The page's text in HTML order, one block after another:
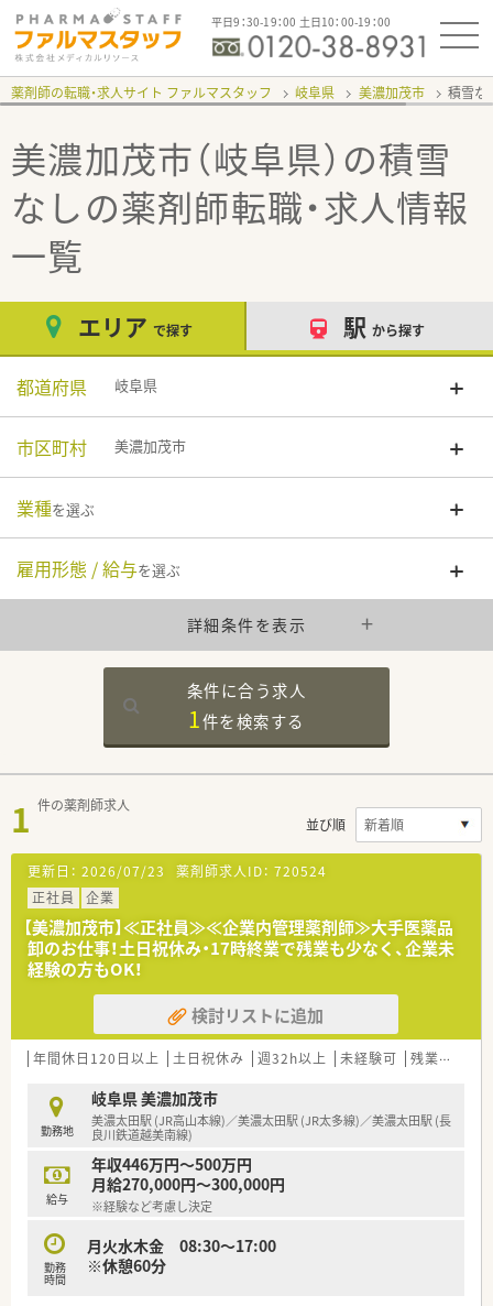
平日9：30-19：00 土日10：00-19：00
薬剤師の転職・求人サイト ファルマスタッフ 岐阜県 美濃加茂市 積雪
美濃加茂市（岐阜県）の積雪
なしの薬剤師転職・求人情報
一覧
エリア で探す 駅 から探す
都道府県 岐阜県
市区町村 美濃加茂市
業種を選ぶ
雇用形態 / 給与を選ぶ
詳細条件を表示
条件に合う求人
1件を検索する
1 件の薬剤師求人
並び順
更新日： 2026/07/23 薬剤師求人ID： 720524
正社員
企業
【美濃加茂市】≪正社員≫≪企業内管理薬剤師≫大手医薬品
卸のお仕事！土日祝休み・17時終業で残業も少なく、企業未
経験の方もOK！
検討リストに追加
年間休日120日以上 土日祝休み 週32h以上 未経験可 残業なし(ほぼなし含む)
勤務地
岐阜県 美濃加茂市
美濃太田駅 (JR高山本線)／美濃太田駅 (JR太多線)／美濃太田駅 (長
良川鉄道越美南線)
給与
年収446万円～500万円
月給270,000円～300,000円
※経験など考慮し決定
勤務
時間
月火水木金 08:30～17:00
※休憩60分